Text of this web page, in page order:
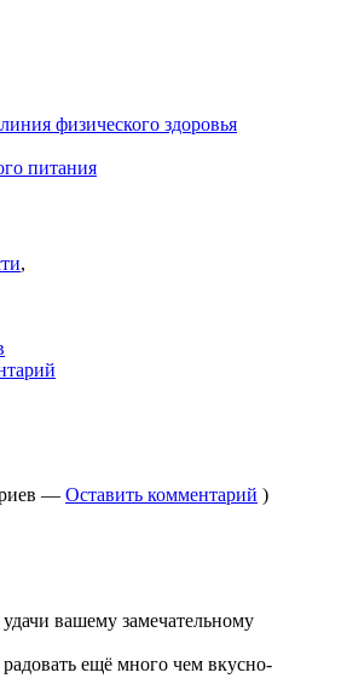
физического здоровья
питания
,
— Оставить комментарий )
вашему замечательному
ещё много чем вкусно-